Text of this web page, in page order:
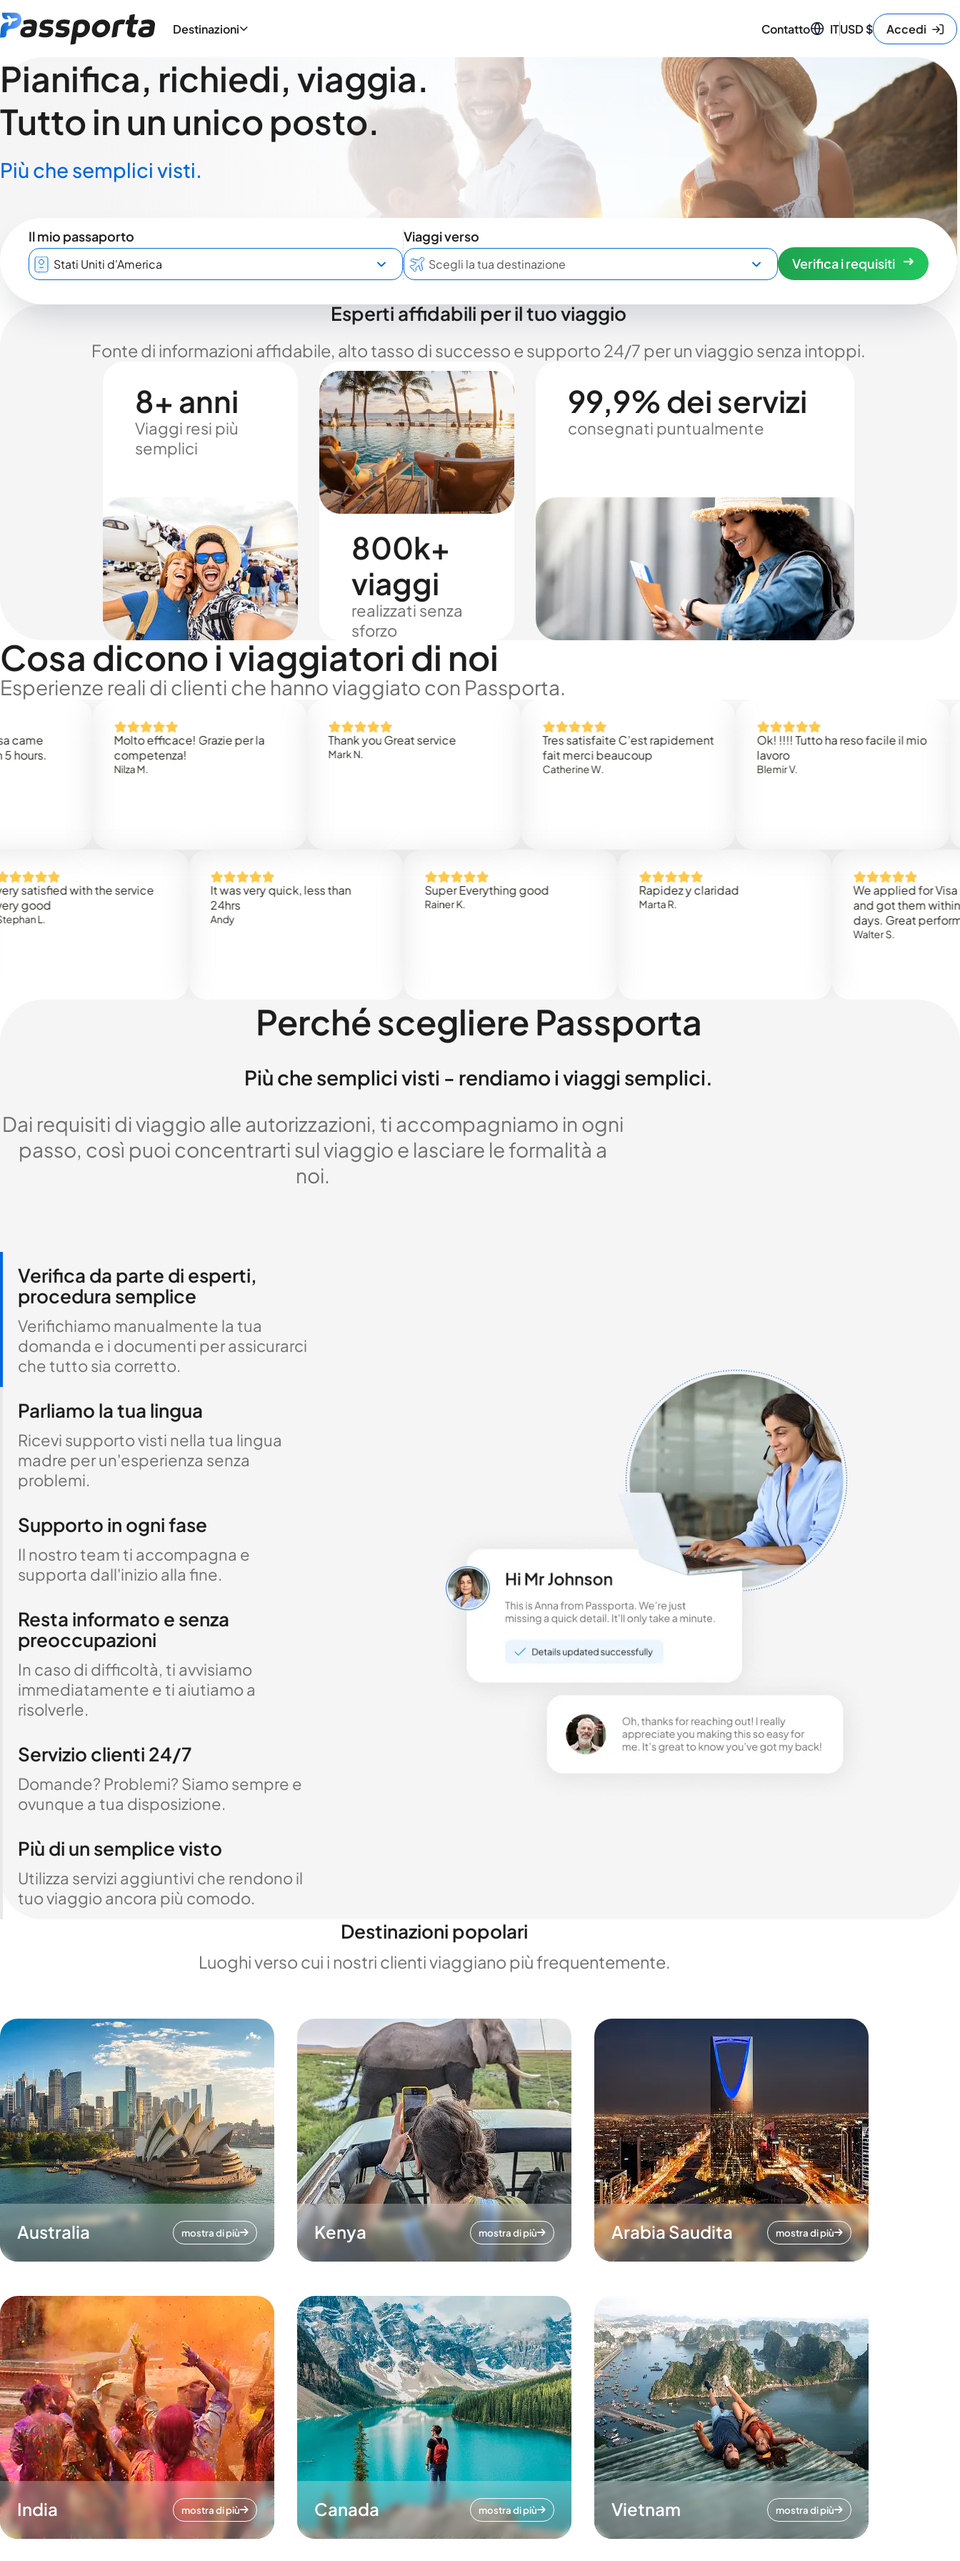
Destinazioni Contatto ITUSD$ Accedi
Pianifica, richiedi, viaggia.
Tutto in un unico posto.
Più che semplici visti.
Il mio passaporto
Viaggi verso
Verifica i requisiti
Esperti affidabili per il tuo viaggio
Fonte di informazioni affidabile, alto tasso di successo e supporto 24/7 per un viaggio senza intoppi.
8+ anni
Viaggi resi più
semplici
800k+
viaggi
realizzati senza
sforzo
99,9% dei servizi
consegnati puntualmente
Cosa dicono i viaggiatori di noi
Esperienze reali di clienti che hanno viaggiato con Passporta.
Molto efficace! Grazie per la
competenza!
Thank you Great service
Tres satisfaite C’est rapidement
fait merci beaucoup
Catherine W.
Ok! !!!! Tutto ha reso facile il mio
Blemir V.
with the service
It was very quick, less than
Super Everything good
Rainer K.
Rapidez y claridad
We applied for Visa to
and got them within 3
days. Great performance!
Walter S.
Perché scegliere Passporta
Più che semplici visti - rendiamo i viaggi semplici.
Dai requisiti di viaggio alle autorizzazioni, ti accompagniamo in ogni
passo, così puoi concentrarti sul viaggio e lasciare le formalità a
noi.
Verifica da parte di esperti,
procedura semplice
Verifichiamo manualmente la tua
domanda e i documenti per assicurarci
che tutto sia corretto.
Parliamo la tua lingua
Ricevi supporto visti nella tua lingua
madre per un'esperienza senza
problemi.
Supporto in ogni fase
Il nostro team ti accompagna e
supporta dall'inizio alla fine.
Resta informato e senza
preoccupazioni
In caso di difficoltà, ti avvisiamo
immediatamente e ti aiutiamo a
risolverle.
Servizio clienti 24/7
Domande? Problemi? Siamo sempre e
ovunque a tua disposizione.
Più di un semplice visto
Utilizza servizi aggiuntivi che rendono il
tuo viaggio ancora più comodo.
Destinazioni popolari
Luoghi verso cui i nostri clienti viaggiano più frequentemente.
Australia mostra di più Kenya mostra di più Arabia Saudita mostra di più
India mostra di più Canada mostra di più Vietnam mostra di più